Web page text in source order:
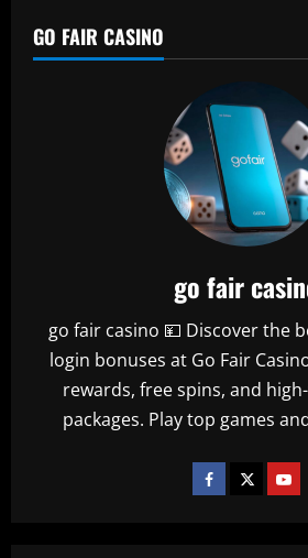
GO FAIR CASINO
go fair
go fair casino 💴 Discover the
login bonuses at Go Fair
rewards, free spins, and
packages. Play top games